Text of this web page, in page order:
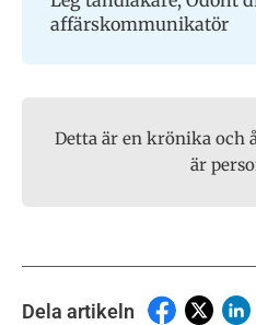
affärskommunikatör
Detta är en krönika och
är
Dela artikeln